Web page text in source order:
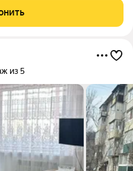
собственного проживания,
из 5